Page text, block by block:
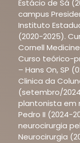
Estácio de Sá
campus
Instituto
(2020-2025).
Cornell
Curso teórico-
– Hans On, SP
Clinica da
(setembro/
plantonista em
Pedro II (2024-
neurocirurgia
Neurocirurgia